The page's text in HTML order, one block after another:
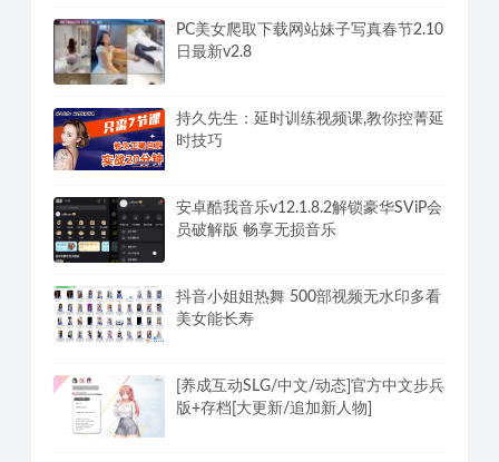
PC美女爬取下载网站妹子写真春节2.10
日最新v2.8
持久先生：延时训练视频课,教你控菁延
时技巧
安卓酷我音乐v12.1.8.2解锁豪华SViP会
员破解版 畅享无损音乐
抖音小姐姐热舞 500部视频无水印多看
美女能长寿
[养成互动SLG/中文/动态]官方中文步兵
版+存档[大更新/追加新人物]